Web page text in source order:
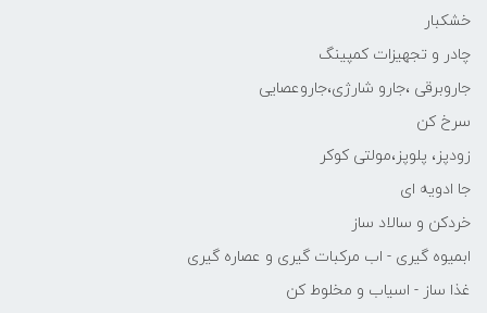
خشکبار
چادر و تجهیزات کمپینگ
جاروبرقی ،جارو شارژی،جاروعصایی
سرخ کن
زودپز، پلوپز،مولتی کوکر
جا ادویه ای
خردکن و سالاد ساز
ابمیوه گیری - اب مرکبات گیری و عصاره گیری
غذا ساز - اسیاب و مخلوط کن